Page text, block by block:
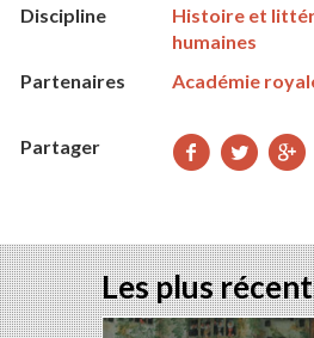
Discipline
Histoire et
humaines
Partenaires
Académie
Partager
Les plus